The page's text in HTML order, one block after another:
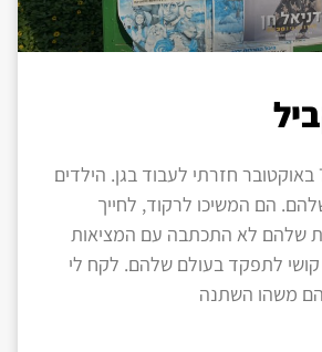
שבועיים אחרי ה7 באוקטובר חזרתי לעבוד בגן. הילדים
הם המשיכו לרקוד, לחייך
שלהם לא התכתבה עם המציאות
קושי לתפקד בעולם שלהם. לקח לי
משהו השתנה